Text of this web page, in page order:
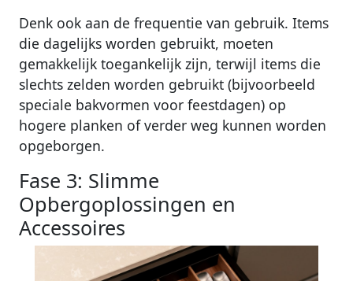
Denk ook aan de frequentie van gebruik. Items
die dagelijks worden gebruikt, moeten
gemakkelijk toegankelijk zijn, terwijl items die
slechts zelden worden gebruikt (bijvoorbeeld
speciale bakvormen voor feestdagen) op
hogere planken of verder weg kunnen worden
opgeborgen.
Fase 3: Slimme
Opbergoplossingen en
Accessoires